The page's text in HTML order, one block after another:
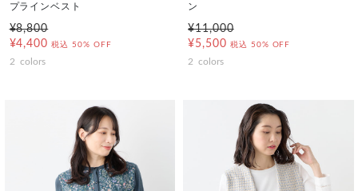
プラインベスト
¥8,800
¥4,400 税込 50% OFF
2 colors
ン
¥11,000
¥5,500 税込 50% OFF
2 colors